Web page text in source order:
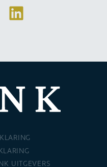
LinkedIn
UITGEVERS